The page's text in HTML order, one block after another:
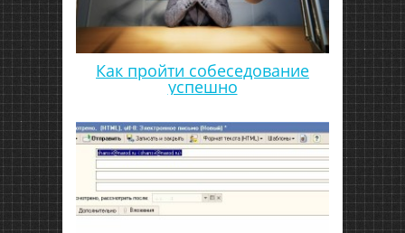
Как пройти собеседование
успешно